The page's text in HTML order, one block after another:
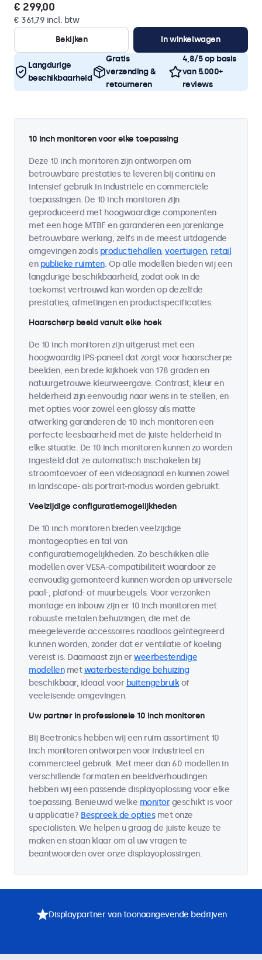
€ 299,00
€ 361,79 incl. btw
Bekijken
In winkelwagen
Langdurige
beschikbaarheid
Gratis
verzending &
retourneren
4,8/5 op basis
van 5.000+
reviews
10 inch monitoren voor elke toepassing
Deze 10 inch monitoren zijn ontworpen om
betrouwbare prestaties te leveren bij continu en
intensief gebruik in industriële en commerciële
toepassingen. De 10 inch monitoren zijn
geproduceerd met hoogwaardige componenten
met een hoge MTBF en garanderen een jarenlange
betrouwbare werking, zelfs in de meest uitdagende
omgevingen zoals productiehallen, voertuigen, retail
en publieke ruimten. Op alle modellen bieden wij een
langdurige beschikbaarheid, zodat ook in de
toekomst vertrouwd kan worden op dezelfde
prestaties, afmetingen en productspecificaties.
Haarscherp beeld vanuit elke hoek
De 10 inch monitoren zijn uitgerust met een
hoogwaardig IPS-paneel dat zorgt voor haarscherpe
beelden, een brede kijkhoek van 178 graden en
natuurgetrouwe kleurweergave. Contrast, kleur en
helderheid zijn eenvoudig naar wens in te stellen, en
met opties voor zowel een glossy als matte
afwerking garanderen de 10 inch monitoren een
perfecte leesbaarheid met de juiste helderheid in
elke situatie. De 10 inch monitoren kunnen zo worden
ingesteld dat ze automatisch inschakelen bij
stroomtoevoer of een videosignaal en kunnen zowel
in landscape- als portrait-modus worden gebruikt.
Veelzijdige configuratiemogelijkheden
De 10 inch monitoren bieden veelzijdige
montageopties en tal van
configuratiemogelijkheden. Zo beschikken alle
modellen over VESA-compatibiliteit waardoor ze
eenvoudig gemonteerd kunnen worden op universele
paal-, plafond- of muurbeugels. Voor verzonken
montage en inbouw zijn er 10 inch monitoren met
robuuste metalen behuizingen, die met de
meegeleverde accessoires naadloos geïntegreerd
kunnen worden, zonder dat er ventilatie of koeling
vereist is. Daarnaast zijn erweerbestendige
modellenmetwaterbestendige behuizing
beschikbaar, ideaal voor buitengebruikof
veeleisende omgevingen.
Uw partner in professionele 10 inch monitoren
Bij Beetronics hebben wij een ruim assortiment 10
inch monitoren ontworpen voor industrieel en
commercieel gebruik. Met meer dan 60 modellen in
verschillende formaten en beeldverhoudingen
hebben wij een passende displayoplossing voor elke
toepassing. Benieuwd welke monitorgeschikt is voor
u applicatie? Bespreek de optiesmet onze
specialisten. We helpen u graag de juiste keuze te
maken en staan klaar om al uw vragen te
beantwoorden over onze displayoplossingen.
Displaypartner van toonaangevende bedrijven